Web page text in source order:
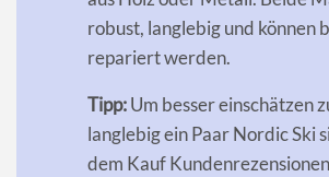
robust, langlebig und können
repariert werden.
Tipp:Um besser einschätzen
langlebig ein Paar Nordic Ski
dem Kauf